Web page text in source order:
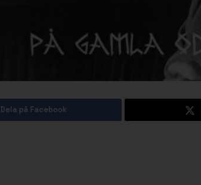
Dela på Facebook